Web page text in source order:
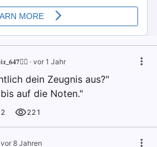
· vor 1 Jahr
dein Zeugnis aus?"
auf die Noten."
2 221
vor 8 Jahren